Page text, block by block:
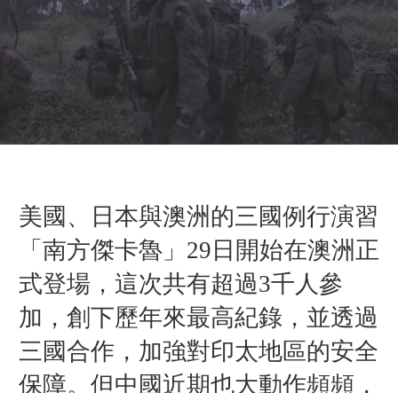
美國、日本與澳洲的三國例行演習
「南方傑卡魯」 29日開始在澳洲正
式登場，這次共有超過3千人參
加，創下歷年來最高紀錄，並透過
三國合作，加強對印太地區的安全
保障。但中國近期也大動作頻頻，